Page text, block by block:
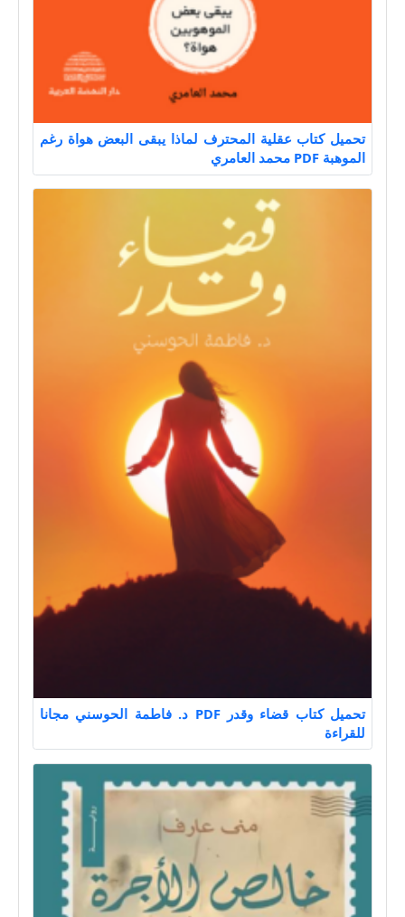
تحميل كتاب عقلية المحترف لماذا يبقى البعض هواة رغم
الموهبة PDF محمد العامري
تحميل كتاب قضاء وقدر PDF د. فاطمة الحوسني مجانا
للقراءة